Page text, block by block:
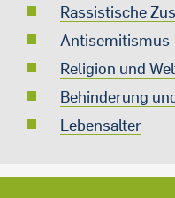
Rassistische
Antisemitismus
Religion und
Behinderung
Lebensalter